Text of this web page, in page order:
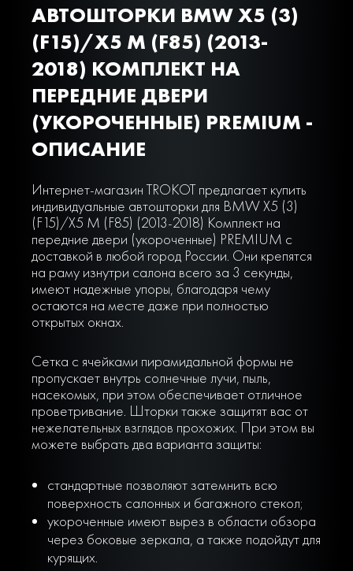
АВТОШТОРКИ BMW X5 (3)
(F15)/X5 M (F85) (2013-
2018) КОМПЛЕКТ НА
ПЕРЕДНИЕ ДВЕРИ
(УКОРОЧЕННЫЕ) PREMIUM -
ОПИСАНИЕ
Интернет-магазин TROKOT предлагает купить
индивидуальные автошторки для BMW X5 (3)
(F15)/X5 M (F85) (2013-2018) Комплект на
передние двери (укороченные) PREMIUM с
доставкой в любой город России. Они крепятся
на раму изнутри салона всего за 3 секунды,
имеют надежные упоры, благодаря чему
остаются на месте даже при полностью
открытых окнах.
Сетка с ячейками пирамидальной формы не
пропускает внутрь солнечные лучи, пыль,
насекомых, при этом обеспечивает отличное
проветривание. Шторки также защитят вас от
нежелательных взглядов прохожих. При этом вы
можете выбрать два варианта защиты:
стандартные позволяют затемнить всю
поверхность салонных и багажного стекол;
укороченные имеют вырез в области обзора
через боковые зеркала, а также подойдут для
курящих.